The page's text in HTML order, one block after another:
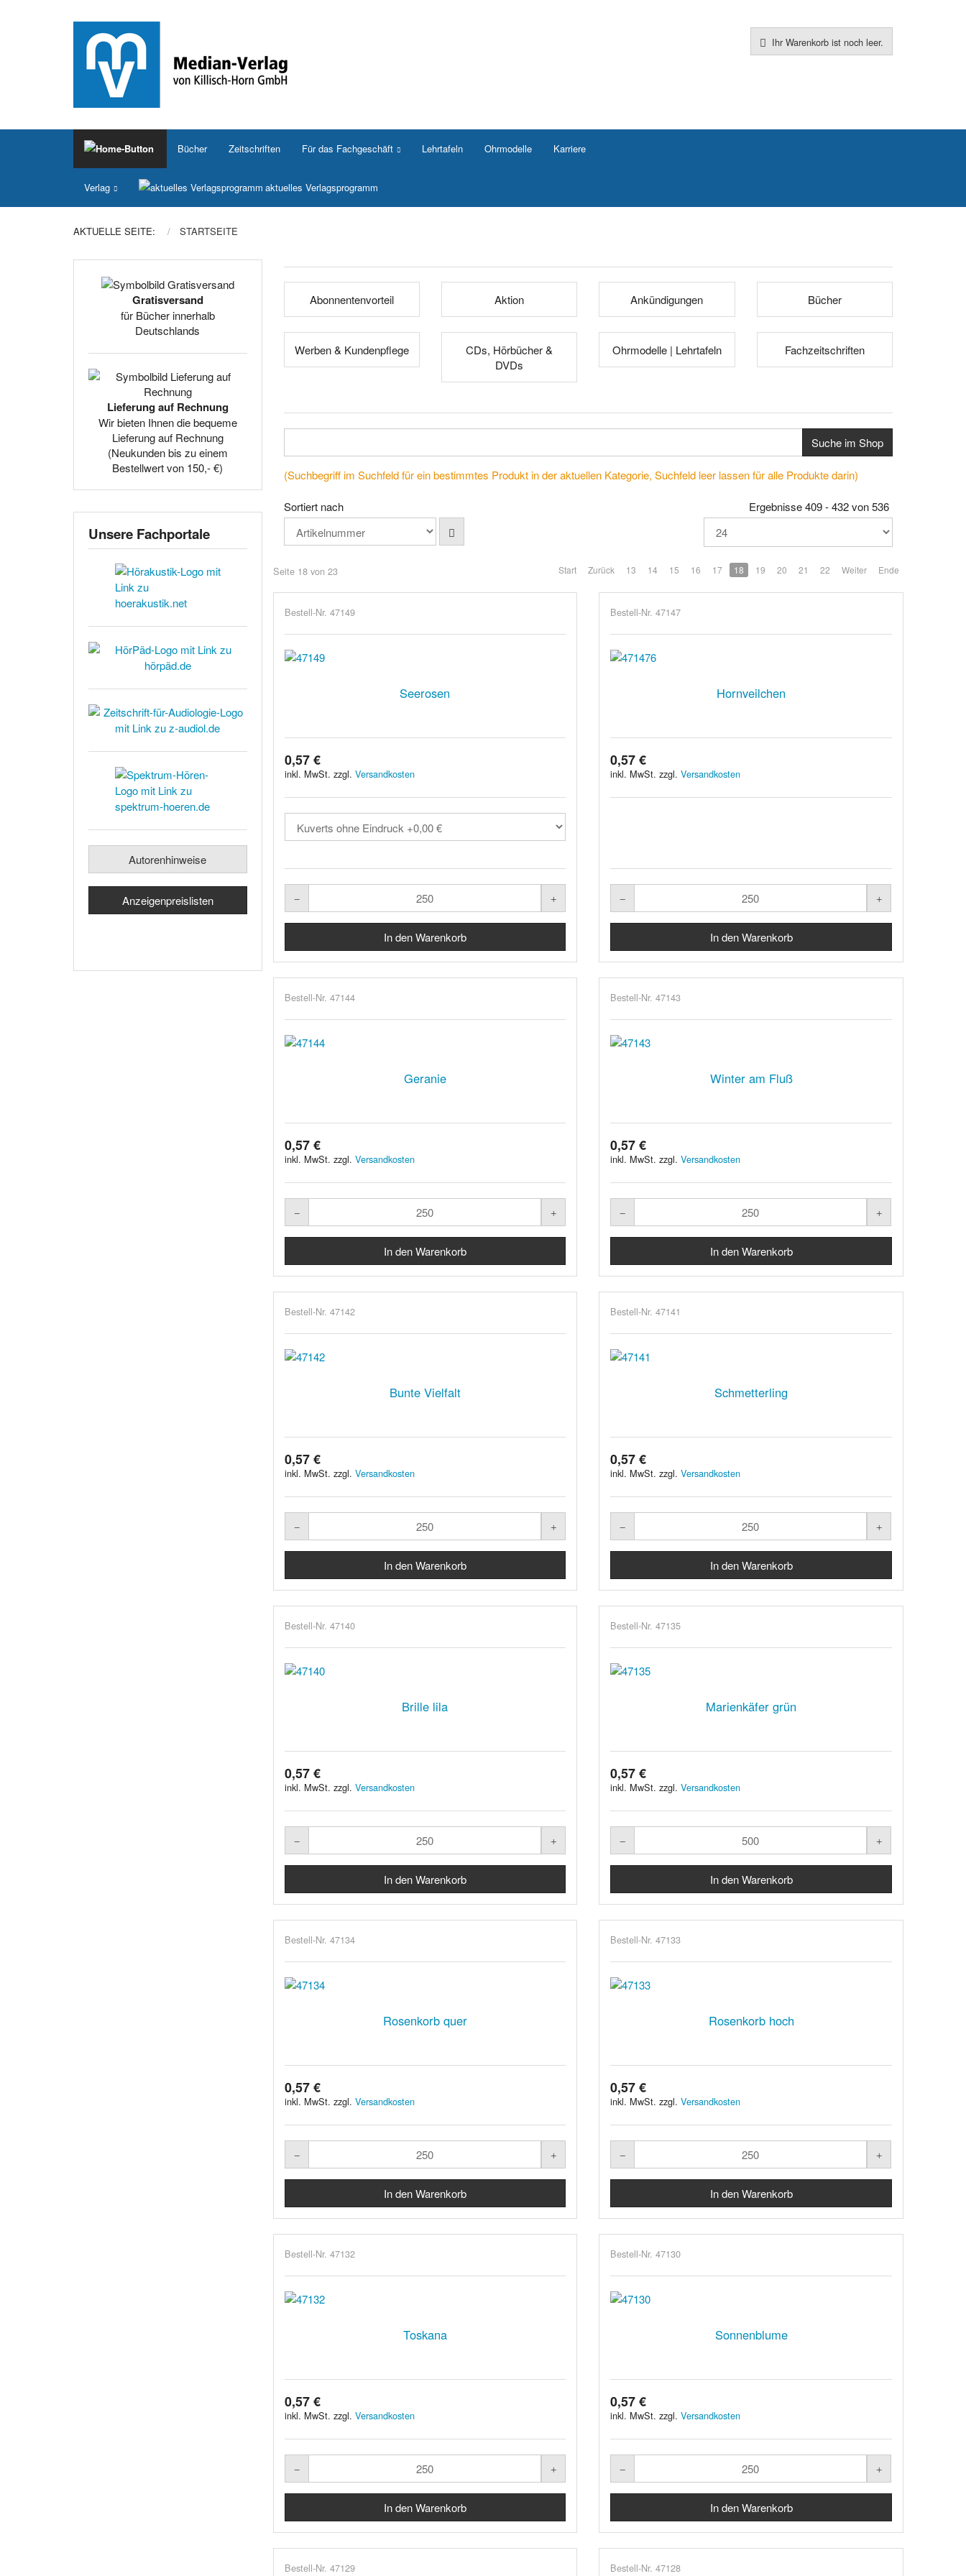
Ihr Warenkorb ist noch leer.
Bücher Zeitschriften Für das Fachgeschäft Lehrtafeln Ohrmodelle Karriere
Verlag aktuelles Verlagsprogramm
AKTUELLE SEITE: STARTSEITE
Abonnentenvorteil Aktion Ankündigungen Bücher
Werben & Kundenpflege
CDs, Hörbücher &
DVDs
Ohrmodelle | Lehrtafeln Fachzeitschriften
Suche im Shop
(Suchbegriff im Suchfeld für ein bestimmtes Produkt in der aktuellen Kategorie, Suchfeld leer lassen für alle Produkte darin)
Sortiert nach Ergebnisse 409 - 432 von 536
Seite 18 von 23 Start Zurück 13 14 15 16 17 18 19 20 21 22 Weiter Ende
Bestell-Nr. 47149
Seerosen
0,57 €
inkl. MwSt. zzgl. Versandkosten
Bestell-Nr. 47147
Hornveilchen
0,57 €
inkl. MwSt. zzgl.Versandkosten
Bestell-Nr. 47144
Geranie
0,57 €
inkl. MwSt. zzgl. Versandkosten
Bestell-Nr. 47143
Winter am Fluß
0,57 €
inkl. MwSt. zzgl.Versandkosten
Bestell-Nr. 47142
Bunte Vielfalt
0,57 €
inkl. MwSt. zzgl. Versandkosten
Bestell-Nr. 47141
Schmetterling
0,57 €
inkl. MwSt. zzgl.Versandkosten
Bestell-Nr. 47140
Brille lila
0,57 €
inkl. MwSt. zzgl. Versandkosten
Bestell-Nr. 47135
Marienkäfer grün
0,57 €
inkl. MwSt. zzgl.Versandkosten
Bestell-Nr. 47134
Rosenkorb quer
0,57 €
inkl. MwSt. zzgl. Versandkosten
Bestell-Nr. 47133
Rosenkorb hoch
0,57 €
inkl. MwSt. zzgl.Versandkosten
Bestell-Nr. 47132
Toskana
0,57 €
inkl. MwSt. zzgl. Versandkosten
Bestell-Nr. 47130
Sonnenblume
0,57 €
inkl. MwSt. zzgl.Versandkosten
Bestell-Nr. 47129 Bestell-Nr. 47128
Gratisversand
für Bücher innerhalb
Deutschlands
Lieferung auf Rechnung
Wir bieten Ihnen die bequeme
Lieferung auf Rechnung
(Neukunden bis zu einem
Bestellwert von 150,- €)
Unsere Fachportale
Autorenhinweise
Anzeigenpreislisten